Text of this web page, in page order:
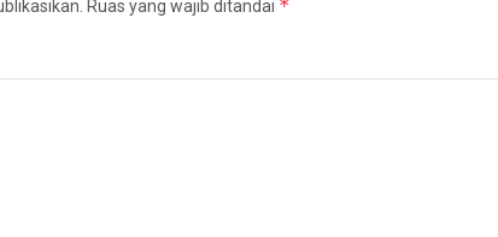
Ruas yang wajib ditandai *